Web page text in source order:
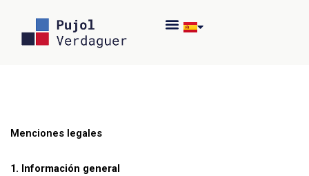
Menciones legales
1. Información general